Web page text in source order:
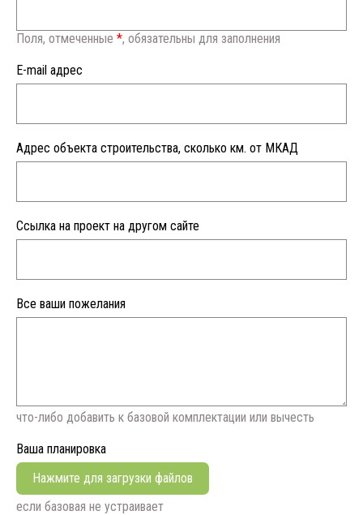
Поля, отмеченные *, обязательны для заполнения
E-mail адрес
Адрес объекта строительства, сколько км. от МКАД
Ссылка на проект на другом сайте
Все ваши пожелания
что-либо добавить к базовой комплектации или вычесть
Ваша планировка
Нажмите для загрузки файлов
если базовая не устраивает